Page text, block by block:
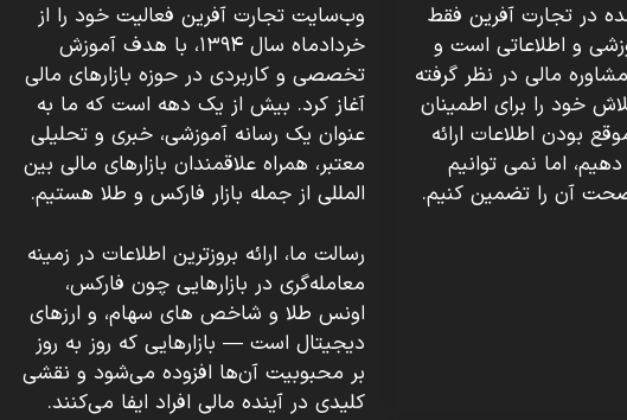
در تجارت آفرین فقط
و اطلاعاتی است و
مالی در نظر گرفته
خود را برای اطمینان
بودن اطلاعات ارائه
اما نمی توانیم
آن را تضمین کنیم.
وب‌سایت تجارت آفرین فعالیت خود را از
خردادماه سال ۱۳۹۴، با هدف آموزش
تخصصی و کاربردی در حوزه بازارهای مالی
آغاز کرد. بیش از یک دهه است که ما به
عنوان یک رسانه آموزشی، خبری و تحلیلی
معتبر، همراه علاقمندان بازارهای مالی بین
المللی از جمله بازار فارکس و طلا هستیم.
رسالت ما، ارائه بروزترین اطلاعات در زمینه
معامله‌گری در بازارهایی چون فارکس،
اونس طلا و شاخص های سهام، و ارزهای
دیجیتال است — بازارهایی که روز به روز
بر محبوبیت آن‌ها افزوده می‌شود و نقشی
کلیدی در آینده مالی افراد ایفا می‌کنند.